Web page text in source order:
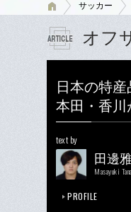
サッカー
オフ
日本の特産
本田・香川
text by
田邊
Masayuki
PROFILE